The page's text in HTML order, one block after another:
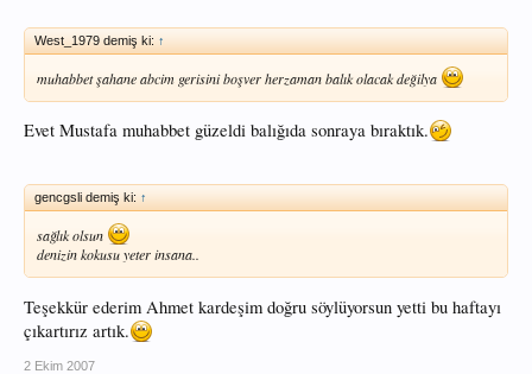
West_1979 demiş ki: ↑
muhabbet şahane abcim gerisini boşver herzaman balık olacak değilya
Evet Mustafa muhabbet güzeldi balığıda sonraya bıraktık.
gencgsli demiş ki: ↑
sağlık olsun
denizin kokusu yeter insana..
Teşekkür ederim Ahmet kardeşim doğru söylüyorsun yetti bu haftayı
çıkartırız artık.
2 Ekim 2007